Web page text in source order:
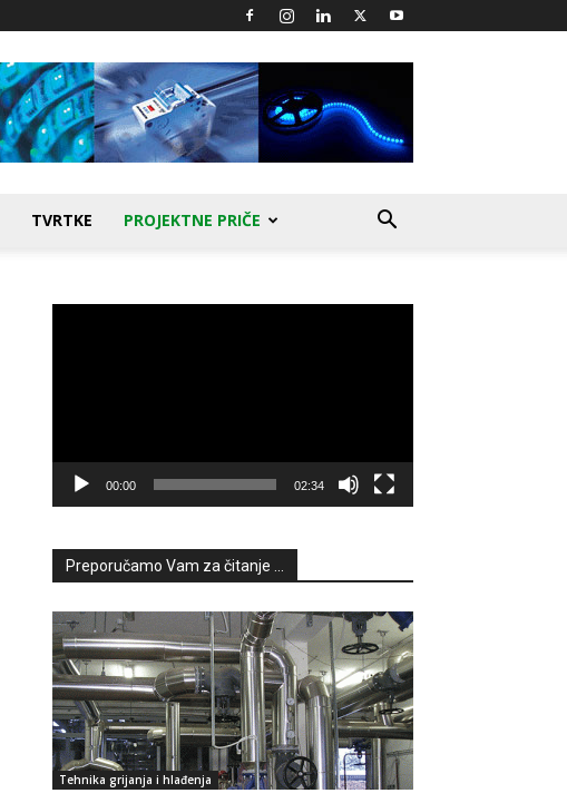
TVRTKE PROJEKTNE PRIČE
00:00 02:34
Preporučamo Vam za čitanje ...
Tehnika grijanja i hlađenja